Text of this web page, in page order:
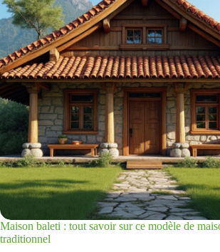
Maison baleti : tout savoir sur ce modèle de
traditionnel